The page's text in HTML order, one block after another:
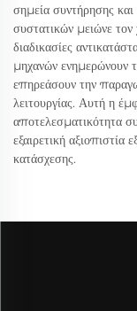
σημεία συντήρησης και
συστατικών μειώνε
διαδικασίες
μηχανών ενημερώνουν
επηρεάσουν την
λειτουργίας. Αυτή η
αποτελεσματικότητα
εξαιρετική
κατάσχεσης.